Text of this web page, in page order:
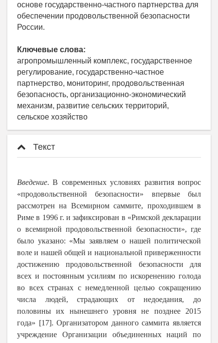
основе государственно-частного партнерства для
обеспечении продовольственной безопасности
России.
Ключевые слова:
агропромышленный комплекс, государственное
регулирование, государственно-частное
партнерство, мониторинг, продовольственная
безопасность, организационно-экономический
механизм, развитие сельских территорий,
сельское хозяйство
Текст
Введение. В современных условиях развития вопрос
«продовольственной безопасности» впервые был
рассмотрен на Всемирном саммите, проходившем в
Риме в 1996 г. и зафиксирован в «Римской декларации
о всемирной продовольственной безопасности», где
было указано: «Мы заявляем о нашей политической
воле и нашей общей и национальной приверженности
достижению продовольственной безопасности для
всех и постоянным усилиям по искоренению голода
во всех странах с немедленной целью сокращению
числа людей, страдающих от недоедания, до
половины их нынешнего уровня не позднее 2015
года» [17]. Организатором данного саммита является
учреждение Организации объединенных наций по